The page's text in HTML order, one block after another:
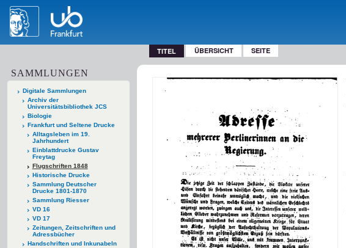
TITEL ÜBERSICHT SEITE
SAMMLUNGEN
Digitale Sammlungen
Archiv der
Universitätsbibliothek JCS
Biologie
Frankfurt und Seltene Drucke
Alltagsleben im 19.
Jahrhundert
Einblattdrucke Gustav
Freytag
Flugschriften 1848
Historische Drucke
Sammlung Deutscher
Drucke 1801-1870
Sammlung Riesser
VD 16
VD 17
Zeitungen, Zeitschriften und
Adressbücher
Handschriften und Inkunabeln